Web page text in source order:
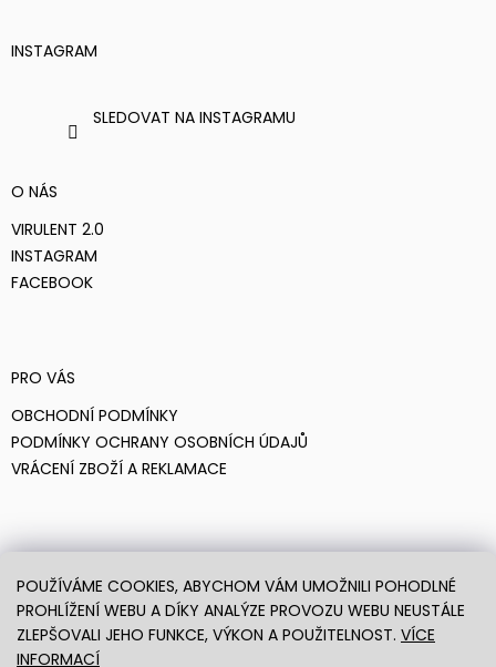
POUŽÍVÁME COOKIES, ABYCHOM VÁM UMOŽNILI POHODLNÉ
PROHLÍŽENÍ WEBU A DÍKY ANALÝZE PROVOZU WEBU NEUSTÁLE
ZLEPŠOVALI JEHO FUNKCE, VÝKON A POUŽITELNOST. VÍCE
INFORMACÍ
INSTAGRAM
SLEDOVAT NA INSTAGRAMU
O NÁS
VIRULENT 2.0
INSTAGRAM
FACEBOOK
PRO VÁS
OBCHODNÍ PODMÍNKY
PODMÍNKY OCHRANY OSOBNÍCH ÚDAJŮ
VRÁCENÍ ZBOŽÍ A REKLAMACE
INFO@VIRULENT.CZ